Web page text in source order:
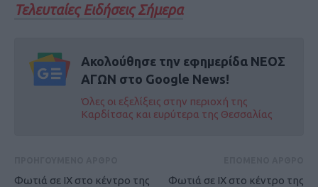
Τελευταίες Ειδήσεις Σήμερα
Ακολούθησε την εφημερίδα ΝΕΟΣ
ΑΓΩΝ στο Google News!
Όλες οι εξελίξεις στην περιοχή της
Καρδίτσας και ευρύτερα της Θεσσαλίας
Φωτιά σε ΙΧ στο κέντρο της
Φωτιά σε ΙΧ στο κέντρο της